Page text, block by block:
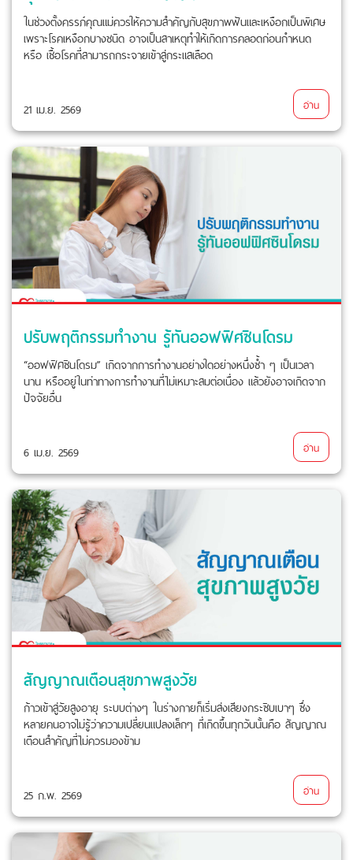
ในช่วงตั้งครรภ์คุณแม่ควรให้ความสำคัญกับสุขภาพฟันและเหงือกเป็นพิเศษ
เพราะโรคเหงือกบางชนิด อาจเป็นสาเหตุทำให้เกิดการคลอดก่อนกำหนด
หรือ เชื้อโรคที่สามารถกระจายเข้าสู่กระแสเลือด
21 เม.ย. 2569 อ่าน
ปรับพฤติกรรมทำงาน รู้ทันออฟฟิศซินโดรม
“ออฟฟิศซินโดรม” เกิดจากการทำงานอย่างใดอย่างหนึ่งซ้ำ ๆ เป็นเวลา
นาน หรืออยู่ในท่าทางการทำงานที่ไม่เหมาะสมต่อเนื่อง แล้วยังอาจเกิดจาก
ปัจจัยอื่น
6 เม.ย. 2569 อ่าน
สัญญาณเตือนสุขภาพสูงวัย
ก้าวเข้าสู่วัยสูงอายุ ระบบต่างๆ ในร่างกายก็เริ่มส่งเสียงกระซิบเบาๆ ซึ่ง
หลายคนอาจไม่รู้ว่าความเปลี่ยนแปลงเล็กๆ ที่เกิดขึ้นทุกวันนั้นคือ สัญญาณ
เตือนสำคัญที่ไม่ควรมองข้าม
25 ก.พ. 2569 อ่าน